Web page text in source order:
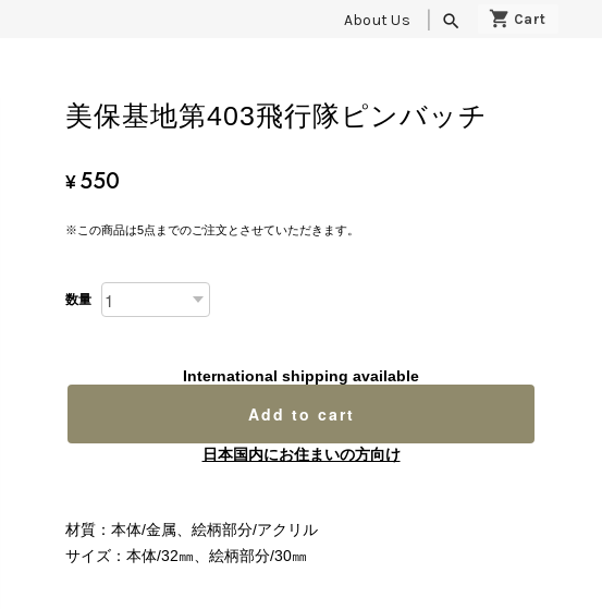
About Us search
美保基地第403飛行隊ピンバッチ
¥550
※この商品は5点までのご注文とさせていただきます。
数量
International shipping available
Add to cart
日本国内にお住まいの方向け
材質：本体/金属、絵柄部分/アクリル
サイズ：本体/32㎜、絵柄部分/30㎜